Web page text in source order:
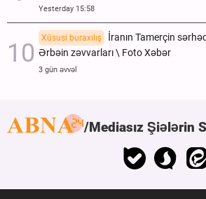
Yesterday 15:58
Xüsusi buraxılış
İranın Tamerçin
Ərbəin zəvvarları \ Foto Xəbər
3 gün əvvəl
Mediasız Şiələrin